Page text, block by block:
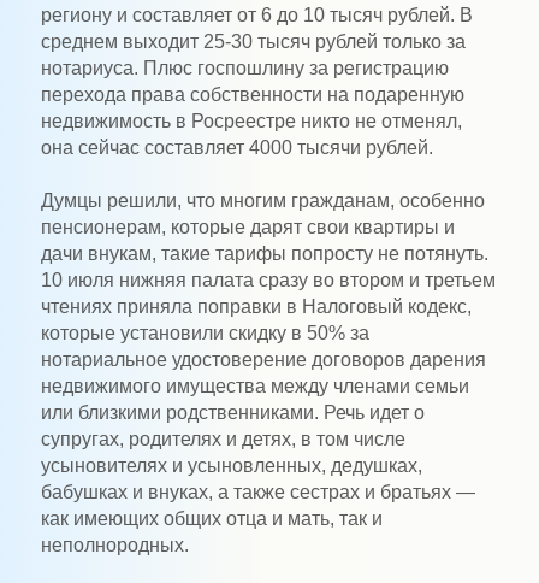
региону и составляет от 6 до 10 тысяч рублей. В
среднем выходит 25-30 тысяч рублей только за
нотариуса. Плюс госпошлину за регистрацию
перехода права собственности на подаренную
недвижимость в Росреестре никто не отменял,
она сейчас составляет 4000 тысячи рублей.
Думцы решили, что многим гражданам, особенно
пенсионерам, которые дарят свои квартиры и
дачи внукам, такие тарифы попросту не потянуть.
10 июля нижняя палата сразу во втором и третьем
чтениях приняла поправки в Налоговый кодекс,
которые установили скидку в 50% за
нотариальное удостоверение договоров дарения
недвижимого имущества между членами семьи
или близкими родственниками. Речь идет о
супругах, родителях и детях, в том числе
усыновителях и усыновленных, дедушках,
бабушках и внуках, а также сестрах и братьях —
как имеющих общих отца и мать, так и
неполнородных.